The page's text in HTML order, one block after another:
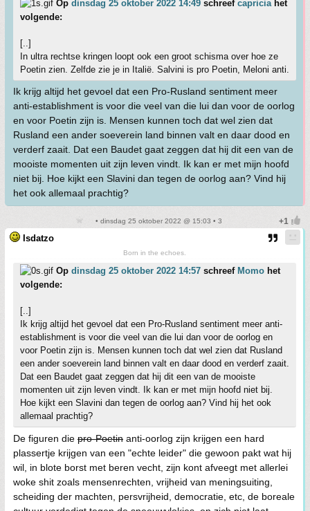
Op dinsdag 25 oktober 2022 14:49 schreef capricia het
volgende:
[..]
In ultra rechtse kringen loopt ook een groot schisma over hoe ze
Poetin zien. Zelfde zie je in Italië. Salvini is pro Poetin, Meloni anti.
Ik krijg altijd het gevoel dat een Pro-Rusland sentiment meer
anti-establishment is voor die veel van die lui dan voor de oorlog
en voor Poetin zijn is. Mensen kunnen toch dat wel zien dat
Rusland een ander soeverein land binnen valt en daar dood en
verderf zaait. Dat een Baudet gaat zeggen dat hij dit een van de
mooiste momenten uit zijn leven vindt. Ik kan er met mijn hoofd
niet bij. Hoe kijkt een Slavini dan tegen de oorlog aan? Vind hij
het ook allemaal prachtig?
• dinsdag 25 oktober 2022 @ 15:03 • 3
Isdatzo
Born in the echoes.
Op dinsdag 25 oktober 2022 14:57 schreef Momo het
volgende:
[..]
Ik krijg altijd het gevoel dat een Pro-Rusland sentiment meer anti-
establishment is voor die veel van die lui dan voor de oorlog en
voor Poetin zijn is. Mensen kunnen toch dat wel zien dat Rusland
een ander soeverein land binnen valt en daar dood en verderf zaait.
Dat een Baudet gaat zeggen dat hij dit een van de mooiste
momenten uit zijn leven vindt. Ik kan er met mijn hoofd niet bij.
Hoe kijkt een Slavini dan tegen de oorlog aan? Vind hij het ook
allemaal prachtig?
De figuren die pro-Poetin anti-oorlog zijn krijgen een hard
plassertje krijgen van een "echte leider" die gewoon pakt wat hij
wil, in blote borst met beren vecht, zijn kont afveegt met allerlei
woke shit zoals mensenrechten, vrijheid van meningsuiting,
scheiding der machten, persvrijheid, democratie, etc, de boreale